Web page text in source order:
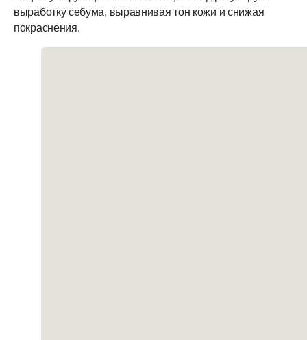
выработку себума, выравнивая тон кожи и снижая
покраснения.